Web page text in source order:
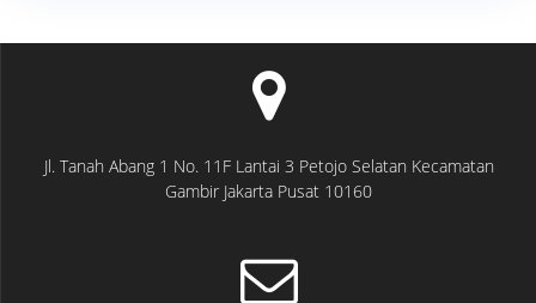
Jl. Tanah Abang 1 No. 11F Lantai 3 Petojo Selatan Kecamatan
Gambir Jakarta Pusat 10160